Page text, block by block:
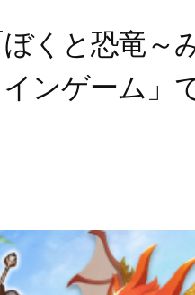
くと恐竜～
ンゲーム」